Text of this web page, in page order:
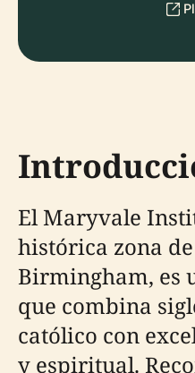
El Maryvale
histórica zona
Birmingham, es
que combina
católico con
y espiritual.